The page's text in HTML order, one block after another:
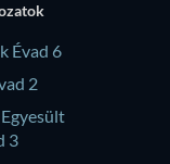
Évad 6
2
3